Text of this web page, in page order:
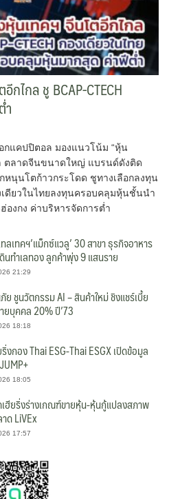
กไกล ชู BCAP-CTECH
กแคปปิตอล มองแนวโน้ม “หุ้น
ตลาดจีนขนาดใหญ่ แบรนด์ดังติด
หนุนโตก้าวกระโดด ชูทางเลือกลงทุน
เดียวในไทยลงทุนครอบคลุมหุ้นชั้นนำ
องกง ค่าบริหารจัดการต่ำ
ลเทคฯ’แม็กซ์แวลู’ 30 สาขา ธุรกิจอาหาร
นทำเลทอง ลูกค้าพุ่ง 9 แสนราย
21:29
ย ชูนวัตกรรม AI – สินค้าใหม่ ชิงแชร์เบี้ย
ยบุคคล 20% ปี’73
18:18
งกอง Thai ESG-Thai ESGX เปิดข้อมูล
18:05
ฮียริ่งร่างเกณฑ์ขายหุ้น-หุ้นกู้แปลงสภาพ
ด LiVEx
17:57